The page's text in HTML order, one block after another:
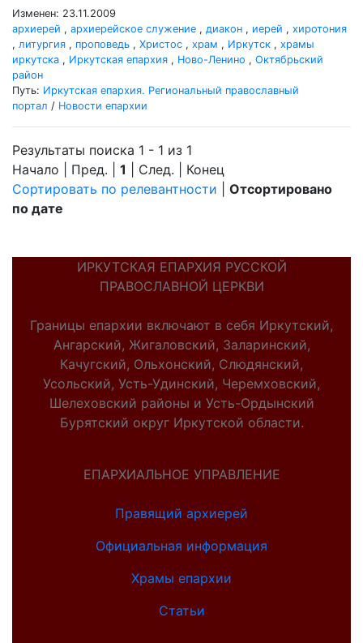
Изменен: 23.11.2009
архиерей , архиерейское служение , диакон , иерей , хиротония
, литургия , проповедь , Христос , храм , Иркутск , храмы
иркутска , Иркутская епархия , Ново-Ленино , Октябрьский
район
Путь: Иркутская епархия. Региональный православный
портал / Новости епархии
Результаты поиска 1 - 1 из 1
Начало | Пред. | 1 | След. | Конец
Сортировать по релевантности
Отсортировано
по дате
ИРКУТСКАЯ ЕПАРХИЯ РУССКОЙ
ПРАВОСЛАВНОЙ ЦЕРКВИ
Границы епархии включают в себя Иркутский,
Ангарский, Жигаловский, Заларинский,
Качугский, Ольхонский, Слюдянский,
Усольский, Усть-Удинский, Черемховский,
Шелеховский районы и Усть-Ордынский
Бурятский округ Иркутской области.
ЕПАРХИАЛЬНОЕ УПРАВЛЕНИЕ
Правящий архиерей
Официальная информация
Храмы епархии
Статьи